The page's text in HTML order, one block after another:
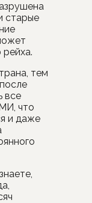
старые
тем
все
что
и даже